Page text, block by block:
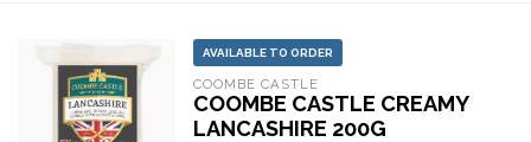
AVAILABLE TO ORDER
COOMBE CASTLE
COOMBE CASTLE CREAMY
LANCASHIRE 200G